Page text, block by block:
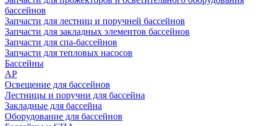
бассейнов
Запчасти для лестниц и поручней бассейнов
Запчасти для закладных элементов бассейнов
Запчасти для спа-бассейнов
Запчасти для тепловых насосов
Бассейны
AP
Освещение для бассейнов
Лестницы и поручни для бассейна
Закладные для бассейна
Оборудование для бассейнов